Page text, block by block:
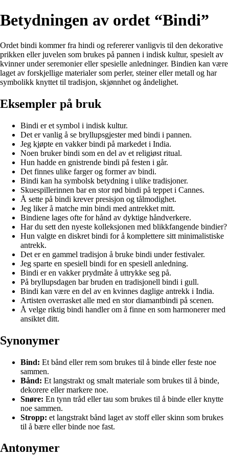
Betydningen av ordet “Bindi”
Ordet bindi kommer fra hindi og refererer vanligvis til den dekorative
prikken eller juvelen som brukes på pannen i indisk kultur, spesielt av
kvinner under seremonier eller spesielle anledninger. Bindien kan være
laget av forskjellige materialer som perler, steiner eller metall og har
symbolikk knyttet til tradisjon, skjønnhet og åndelighet.
Eksempler på bruk
Bindi er et symbol i indisk kultur.
Det er vanlig å se bryllupsgjester med bindi i pannen.
Jeg kjøpte en vakker bindi på markedet i India.
Noen bruker bindi som en del av et religiøst ritual.
Hun hadde en gnistrende bindi på festen i går.
Det finnes ulike farger og former av bindi.
Bindi kan ha symbolsk betydning i ulike tradisjoner.
Skuespillerinnen bar en stor rød bindi på teppet i Cannes.
Å sette på bindi krever presisjon og tålmodighet.
Jeg liker å matche min bindi med antrekket mitt.
Bindiene lages ofte for hånd av dyktige håndverkere.
Har du sett den nyeste kolleksjonen med blikkfangende bindier?
Hun valgte en diskret bindi for å komplettere sitt minimalistiske
antrekk.
Det er en gammel tradisjon å bruke bindi under festivaler.
Jeg sparte en spesiell bindi for en spesiell anledning.
Bindi er en vakker prydmåte å uttrykke seg på.
På bryllupsdagen bar bruden en tradisjonell bindi i gull.
Bindi kan være en del av en kvinnes daglige antrekk i India.
Artisten overrasket alle med en stor diamantbindi på scenen.
Å velge riktig bindi handler om å finne en som harmonerer med
ansiktet ditt.
Synonymer
Bind: Et bånd eller rem som brukes til å binde eller feste noe
sammen.
Bånd: Et langstrakt og smalt materiale som brukes til å binde,
dekorere eller markere noe.
Snøre: En tynn tråd eller tau som brukes til å binde eller knytte
noe sammen.
Stropp: et langstrakt bånd laget av stoff eller skinn som brukes
til å bære eller binde noe fast.
Antonymer